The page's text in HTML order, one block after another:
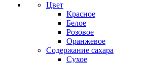
Цвет
Красное
Белое
Розовое
Оранжевое
Содержание сахара
Сухое